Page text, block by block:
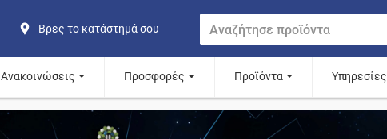
Βρες το κατάστημά σου
Ανακοινώσεις Προσφορές Προϊόντα Υπηρεσίες